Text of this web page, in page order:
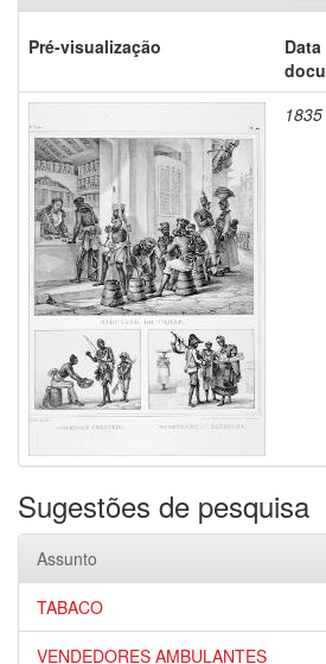
Pré-visualização
1835
Sugestões de pesquisa
Assunto
TABACO
VENDEDORES AMBULANTES